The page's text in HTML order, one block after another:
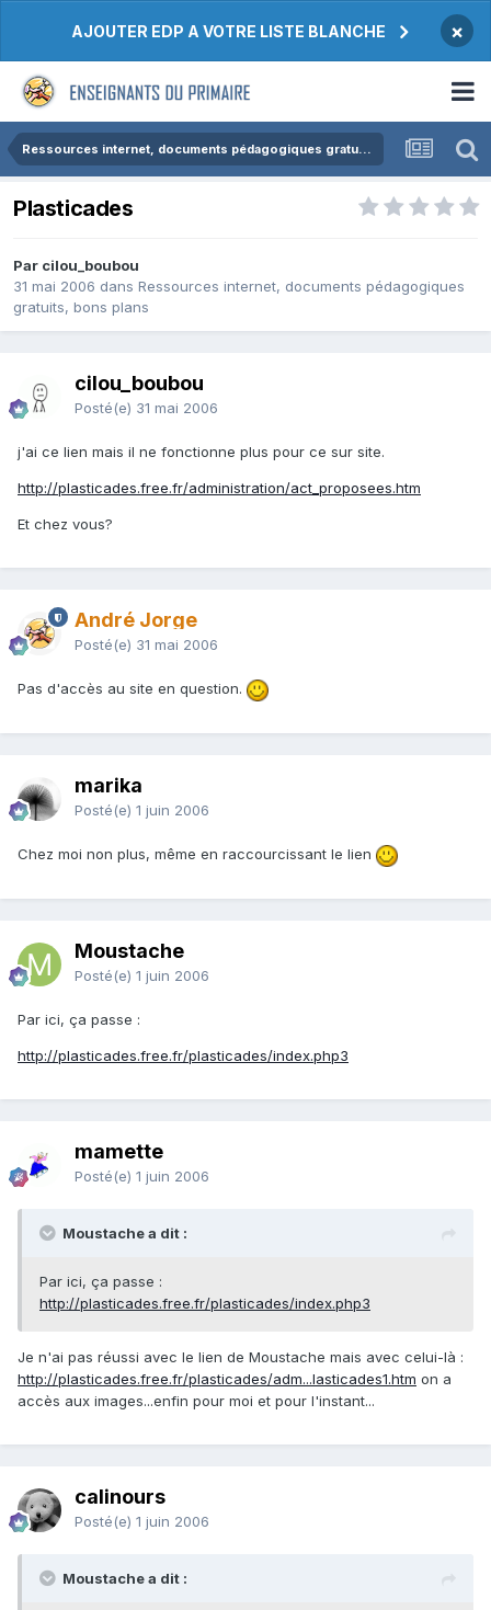
AJOUTER EDP A VOTRE LISTE BLANCHE ×
Ressources internet, documents pédagogiques gratuits, bons plans
Plasticades
Par cilou_boubou
31 mai 2006 dans Ressources internet, documents pédagogiques
gratuits, bons plans
cilou_boubou
Posté(e) 31 mai 2006
j'ai ce lien mais il ne fonctionne plus pour ce sur site.
http://plasticades.free.fr/administration/act_proposees.htm
Et chez vous?
André Jorge
Posté(e) 31 mai 2006
Pas d'accès au site en question.
marika
Posté(e) 1 juin 2006
Chez moi non plus, même en raccourcissant le lien
Moustache
Posté(e) 1 juin 2006
Par ici, ça passe :
http://plasticades.free.fr/plasticades/index.php3
mamette
Posté(e) 1 juin 2006
Moustache a dit :
Par ici, ça passe :
http://plasticades.free.fr/plasticades/index.php3
Je n'ai pas réussi avec le lien de Moustache mais avec celui-là :
http://plasticades.free.fr/plasticades/adm...lasticades1.htm on a
accès aux images...enfin pour moi et pour l'instant...
calinours
Posté(e) 1 juin 2006
Moustache a dit :